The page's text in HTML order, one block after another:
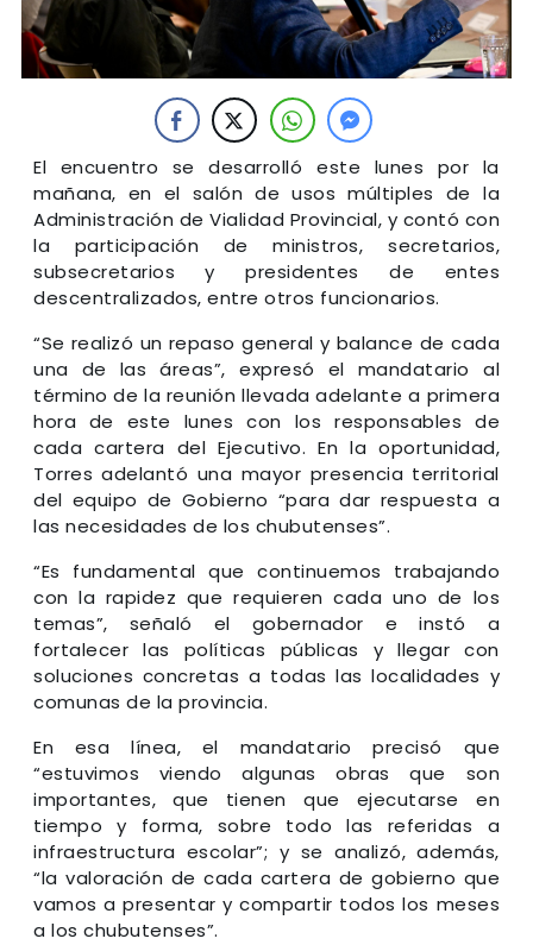
El encuentro se desarrolló este lunes por la
mañana, en el salón de usos múltiples de la
Administración de Vialidad Provincial, y contó con
la participación de ministros, secretarios,
subsecretarios y presidentes de entes
descentralizados, entre otros funcionarios.
“Se realizó un repaso general y balance de cada
una de las áreas”, expresó el mandatario al
término de la reunión llevada adelante a primera
hora de este lunes con los responsables de
cada cartera del Ejecutivo. En la oportunidad,
Torres adelantó una mayor presencia territorial
del equipo de Gobierno “para dar respuesta a
las necesidades de los chubutenses”.
“Es fundamental que continuemos trabajando
con la rapidez que requieren cada uno de los
temas”, señaló el gobernador e instó a
fortalecer las políticas públicas y llegar con
soluciones concretas a todas las localidades y
comunas de la provincia.
En esa línea, el mandatario precisó que
“estuvimos viendo algunas obras que son
importantes, que tienen que ejecutarse en
tiempo y forma, sobre todo las referidas a
infraestructura escolar”; y se analizó, además,
“la valoración de cada cartera de gobierno que
vamos a presentar y compartir todos los meses
a los chubutenses”.